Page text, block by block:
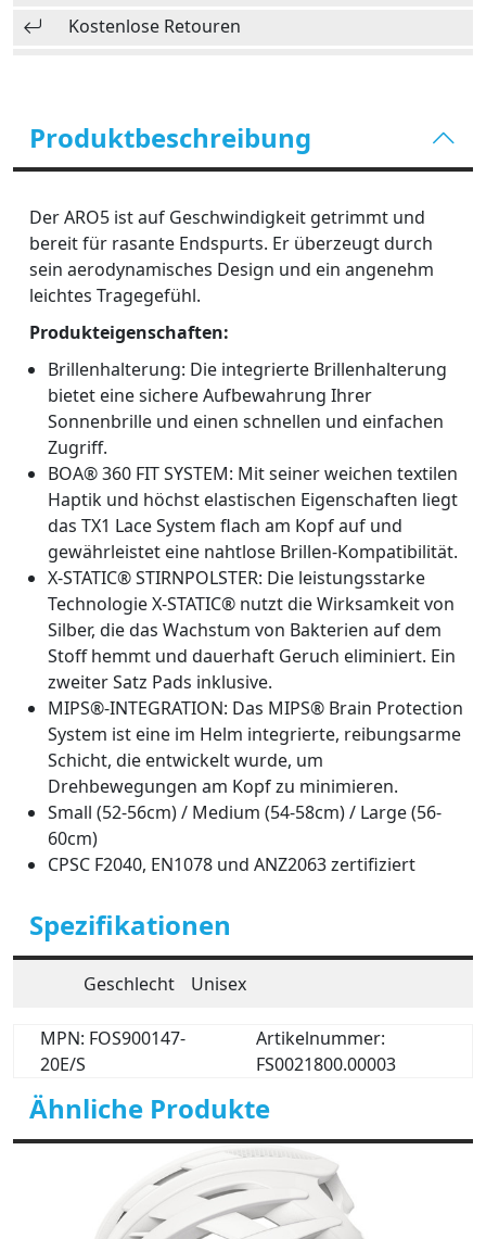
Kostenlose Retouren
Produktbeschreibung
Der ARO5 ist auf Geschwindigkeit getrimmt und
bereit für rasante Endspurts. Er überzeugt durch
sein aerodynamisches Design und ein angenehm
leichtes Tragegefühl.
Produkteigenschaften:
Brillenhalterung: Die integrierte Brillenhalterung
bietet eine sichere Aufbewahrung Ihrer
Sonnenbrille und einen schnellen und einfachen
Zugriff.
BOA® 360 FIT SYSTEM: Mit seiner weichen textilen
Haptik und höchst elastischen Eigenschaften liegt
das TX1 Lace System flach am Kopf auf und
gewährleistet eine nahtlose Brillen-Kompatibilität.
X-STATIC® STIRNPOLSTER: Die leistungsstarke
Technologie X-STATIC® nutzt die Wirksamkeit von
Silber, die das Wachstum von Bakterien auf dem
Stoff hemmt und dauerhaft Geruch eliminiert. Ein
zweiter Satz Pads inklusive.
MIPS®-INTEGRATION: Das MIPS® Brain Protection
System ist eine im Helm integrierte, reibungsarme
Schicht, die entwickelt wurde, um
Drehbewegungen am Kopf zu minimieren.
Small (52-56cm) / Medium (54-58cm) / Large (56-
60cm)
CPSC F2040, EN1078 und ANZ2063 zertifiziert
Spezifikationen
Geschlecht Unisex
MPN: FOS900147-
20E/S
Artikelnummer:
FS0021800.00003
Ähnliche Produkte